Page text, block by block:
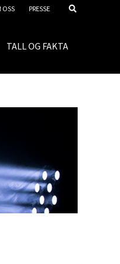
OSS PRESSE
TALL OG FAKTA